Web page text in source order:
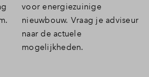
mogelijkheden.